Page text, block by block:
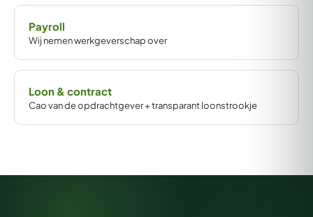
Payroll
Wij nemen werkgeverschap over
Loon & contract
Cao van de opdrachtgever + transparant loonstrookje